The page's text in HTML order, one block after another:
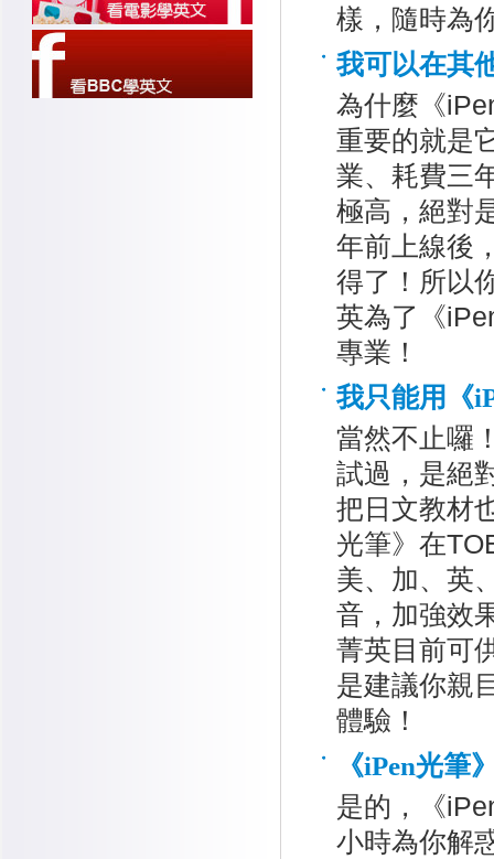
樣，隨時為
我可以在其
為什麼《
重要的就是
業、耗費三
極高，絕對
年前上線後
得了！所以
英為了《
專業！
我只能用《
當然不止囉
試過，是絕
把日文教材
光筆》在
美、加、英
音，加強效
菁英目前可
是建議你親
體驗！
《iPen光筆
是的，《
小時為你解